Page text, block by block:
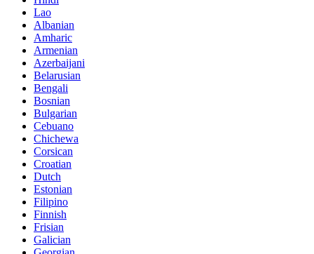
Lao
Albanian
Amharic
Armenian
Azerbaijani
Belarusian
Bengali
Bosnian
Bulgarian
Cebuano
Chichewa
Corsican
Croatian
Dutch
Estonian
Filipino
Finnish
Frisian
Galician